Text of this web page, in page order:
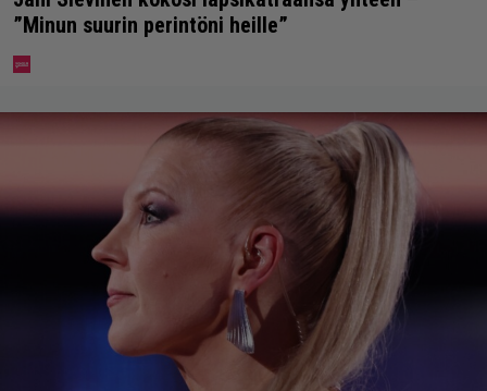
”Minun suurin perintöni heille”